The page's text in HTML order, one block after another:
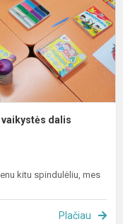
dalis
kitu spindulėliu, mes
Plačiau